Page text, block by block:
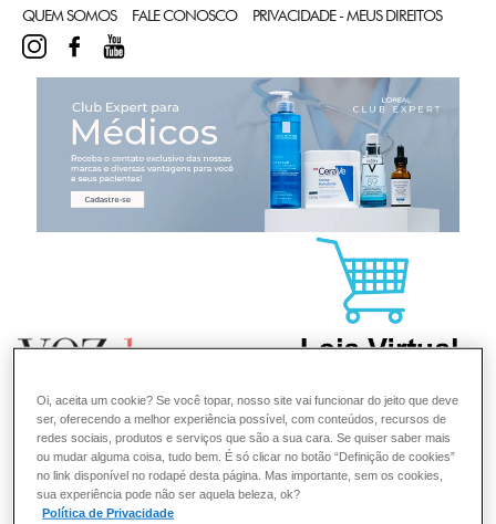
QUEM SOMOS FALE CONOSCO PRIVACIDADE - MEUS DIREITOS
INSTAGRAMFACEBOOK
Oi, aceita um cookie? Se você topar, nosso site vai funcionar do jeito que deve
ser, oferecendo a melhor experiência possível, com conteúdos, recursos de
redes sociais, produtos e serviços que são a sua cara. Se quiser saber mais
ou mudar alguma coisa, tudo bem. É só clicar no botão “Definição de cookies”
no link disponível no rodapé desta página. Mas importante, sem os cookies,
sua experiência pode não ser aquela beleza, ok?
Política de Privacidade